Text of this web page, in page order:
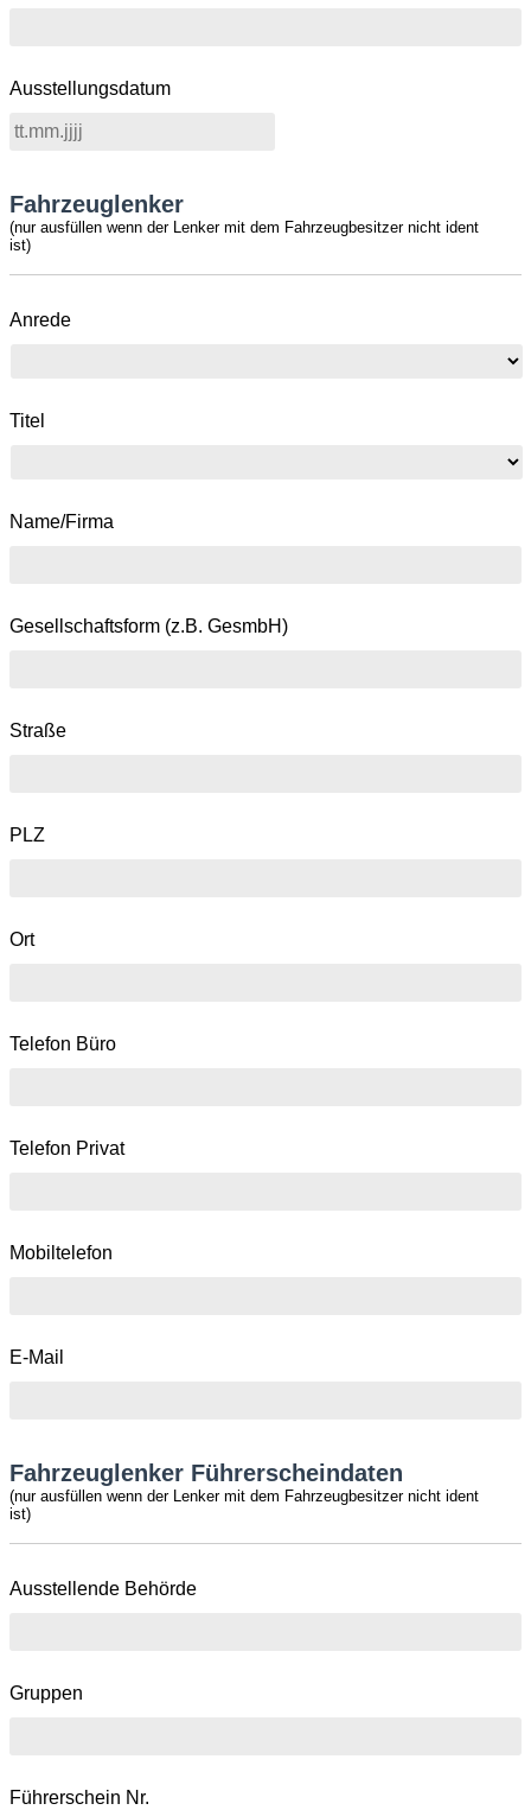
Ausstellungsdatum
Fahrzeuglenker
(nur ausfüllen wenn der Lenker mit dem Fahrzeugbesitzer nicht ident
ist)
Anrede
Titel
Name/Firma
Gesellschaftsform (z.B. GesmbH)
Straße
PLZ
Ort
Telefon Büro
Telefon Privat
Mobiltelefon
E-Mail
Fahrzeuglenker Führerscheindaten
(nur ausfüllen wenn der Lenker mit dem Fahrzeugbesitzer nicht ident
ist)
Ausstellende Behörde
Gruppen
Führerschein Nr.